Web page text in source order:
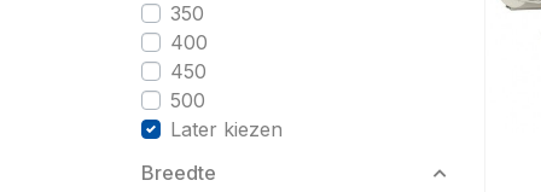
350
400
450
500
Later kiezen
Breedte